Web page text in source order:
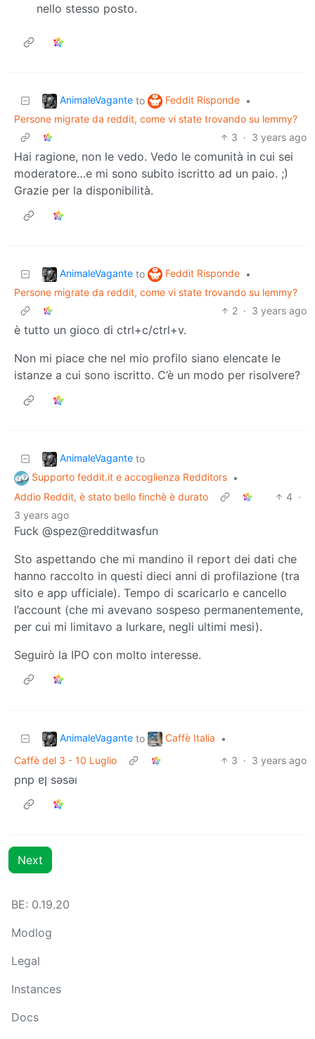
nello stesso posto.
AnimaleVagante to Feddit Risponde •
Persone migrate da reddit, come vi state trovando su lemmy?
3 · 3 years ago
Hai ragione, non le vedo. Vedo le comunità in cui sei
moderatore…e mi sono subito iscritto ad un paio. ;)
Grazie per la disponibilità.
AnimaleVagante to Feddit Risponde •
Persone migrate da reddit, come vi state trovando su lemmy?
2 · 3 years ago
è tutto un gioco di ctrl+c/ctrl+v.
Non mi piace che nel mio profilo siano elencate le
istanze a cui sono iscritto. C’è un modo per risolvere?
AnimaleVagante to
Supporto feddit.it e accoglienza Redditors •
Addio Reddit, è stato bello finchè è durato
4 ·
3 years ago
Fuck @spez@redditwasfun
Sto aspettando che mi mandino il report dei dati che
hanno raccolto in questi dieci anni di profilazione (tra
sito e app ufficiale). Tempo di scaricarlo e cancello
l’account (che mi avevano sospeso permanentemente,
per cui mi limitavo a lurkare, negli ultimi mesi).
Seguirò la IPO con molto interesse.
AnimaleVagante to Caffè Italia
•
Caffè del 3 - 10 Luglio
3 · 3 years ago
pnp ɐן sǝsǝı
Next
BE: 0.19.20
Modlog
Legal
Instances
Docs